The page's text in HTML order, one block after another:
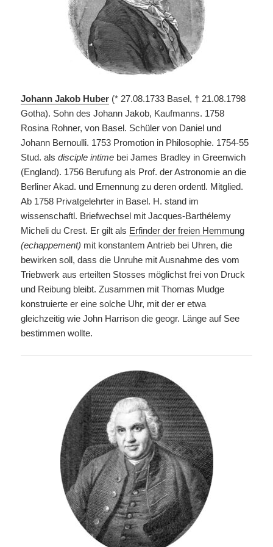
Johann Jakob Huber (* 27.08.1733 Basel, † 21.08.1798
Gotha). Sohn des Johann Jakob, Kaufmanns. 1758
Rosina Rohner, von Basel. Schüler von Daniel und
Johann Bernoulli. 1753 Promotion in Philosophie. 1754-55
Stud. alsdisciple intime bei James Bradley in Greenwich
(England). 1756 Berufung als Prof. der Astronomie an die
Berliner Akad. und Ernennung zu deren ordentl. Mitglied.
Ab 1758 Privatgelehrter in Basel. H. stand im
wissenschaftl. Briefwechsel mit Jacques-Barthélemy
Micheli du Crest. Er gilt als Erfinder der freien Hemmung
(echappement) mit konstantem Antrieb bei Uhren, die
bewirken soll, dass die Unruhe mit Ausnahme des vom
Triebwerk aus erteilten Stosses möglichst frei von Druck
und Reibung bleibt. Zusammen mit Thomas Mudge
konstruierte er eine solche Uhr, mit der er etwa
gleichzeitig wie John Harrison die geogr. Länge auf See
bestimmen wollte.